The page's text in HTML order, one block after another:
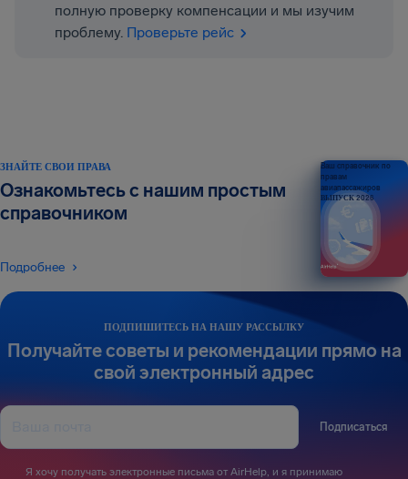
полную проверку компенсации и мы изучим
проблему. Проверьте рейс
ПОДПИШИТЕСЬ НА НАШУ РАССЫЛКУ
Получайте советы и рекомендации прямо на
свой электронный адрес
Подписаться
Я хочу получать электронные письма от AirHelp, и я принимаю
ЗНАЙТЕ СВОИ ПРАВА
Ознакомьтесь с нашим простым
справочником
Подробнее
Ваш справочник по
правам
авиапассажиров
ВЫПУСК 2026